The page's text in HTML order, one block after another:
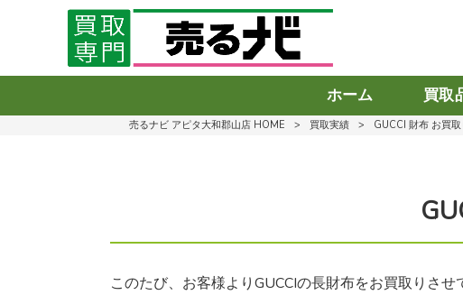
ホーム 買取
売るナビ アピタ大和郡山店 HOME > 買取実績 > GUCCI 財布 お買取
このたび、お客様よりGUCCIの長財布をお買取りさせ